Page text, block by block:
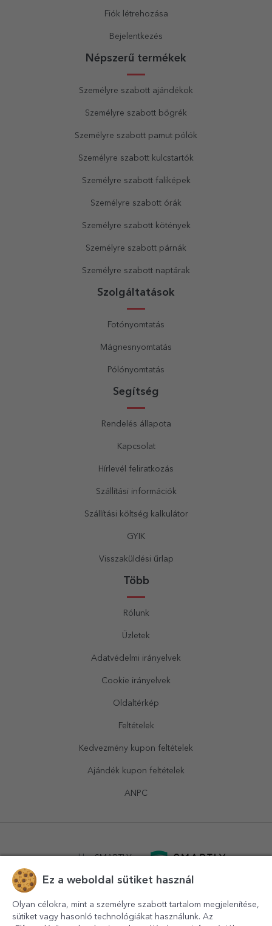
Fiók létrehozása
Bejelentkezés
Népszerű termékek
Személyre szabott ajándékok
Személyre szabott bögrék
Személyre szabott pamut pólók
Személyre szabott kulcstartók
Személyre szabott faliképek
Személyre szabott órák
Személyre szabott kötények
Személyre szabott párnák
Személyre szabott naptárak
Szolgáltatások
Fotónyomtatás
Mágnesnyomtatás
Pólónyomtatás
Segítség
Rendelés állapota
Kapcsolat
Hírlevél feliratkozás
Szállítási információk
Szállítási költség kalkulátor
GYIK
Visszaküldési űrlap
Több
Rólunk
Üzletek
Adatvédelmi irányelvek
Cookie irányelvek
Oldaltérkép
Feltételek
Kedvezmény kupon feltételek
Ajándék kupon feltételek
ANPC
powered bySMARTLY.ro
Ez a weboldal sütiket használ
Olyan célokra, mint a személyre szabott tartalom megjelenítése,
sütiket vagy hasonló technológiákat használunk. Az